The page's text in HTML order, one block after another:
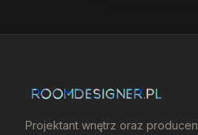
Projektant wnętrz oraz